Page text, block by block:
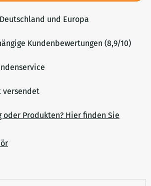
und Europa
Kundenbewertungen (8,9/10)
versendet
oder Produkten? Hier finden Sie